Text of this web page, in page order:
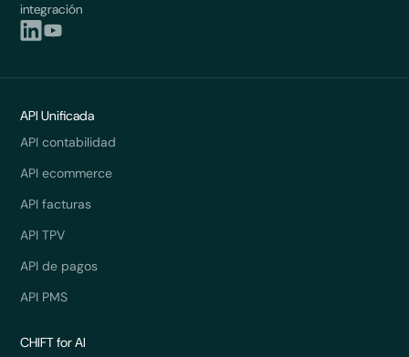
integración
API Unificada
API contabilidad
API ecommerce
API facturas
API TPV
API de pagos
API PMS
CHIFT for AI